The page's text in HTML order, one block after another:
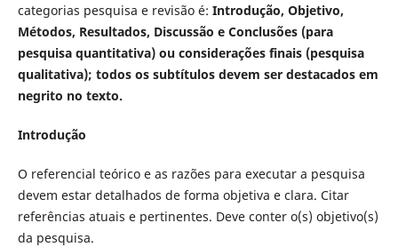
categorias pesquisa e revisão é: Introdução, Objetivo,
Métodos, Resultados, Discussão e Conclusões (para
pesquisa quantitativa) ou considerações finais (pesquisa
qualitativa); todos os subtítulos devem ser destacados em
negrito no texto.
Introdução
O referencial teórico e as razões para executar a pesquisa
devem estar detalhados de forma objetiva e clara. Citar
referências atuais e pertinentes. Deve conter o(s) objetivo(s)
da pesquisa.